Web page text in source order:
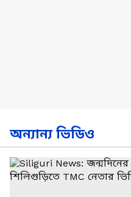
অন্যান্য ভিডিও